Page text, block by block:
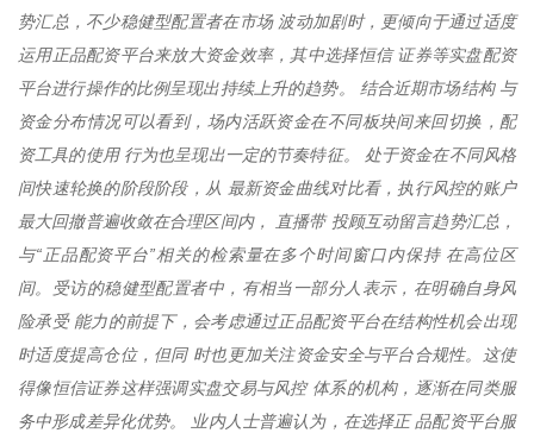
势汇总，不少稳健型配置者在市场 波动加剧时，更倾向于通过适度
运用正品配资平台来放大资金效率，其中选择恒信 证券等实盘配资
平台进行操作的比例呈现出持续上升的趋势。 结合近期市场结构 与
资金分布情况可以看到，场内活跃资金在不同板块间来回切换，配
资工具的使用 行为也呈现出一定的节奏特征。 处于资金在不同风格
间快速轮换的阶段阶段，从 最新资金曲线对比看，执行风控的账户
最大回撤普遍收敛在合理区间内， 直播带 投顾互动留言趋势汇总，
与“正品配资平台”相关的检索量在多个时间窗口内保持 在高位区
间。受访的稳健型配置者中，有相当一部分人表示，在明确自身风
险承受 能力的前提下，会考虑通过正品配资平台在结构性机会出现
时适度提高仓位，但同 时也更加关注资金安全与平台合规性。这使
得像恒信证券这样强调实盘交易与风控 体系的机构，逐渐在同类服
务中形成差异化优势。 业内人士普遍认为，在选择正 品配资平台服